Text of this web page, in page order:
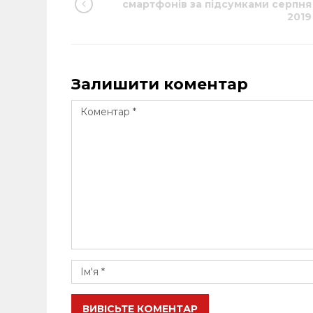
смартфонів за підсумками серпня
2019
Залишити коментар
ВИВІСЬТЕ КОМЕНТАР